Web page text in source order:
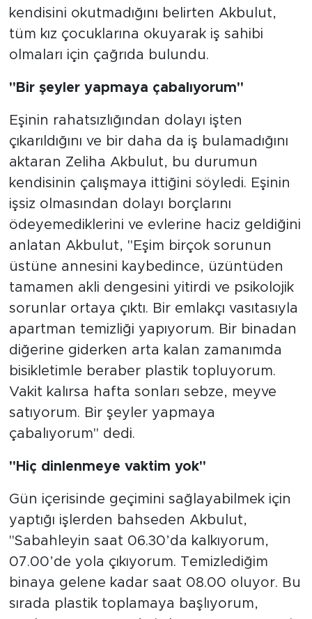
kendisini okutmadığını belirten Akbulut,
tüm kız çocuklarına okuyarak iş sahibi
olmaları için çağrıda bulundu.
"Bir şeyler yapmaya çabalıyorum"
Eşinin rahatsızlığından dolayı işten
çıkarıldığını ve bir daha da iş bulamadığını
aktaran Zeliha Akbulut, bu durumun
kendisinin çalışmaya ittiğini söyledi. Eşinin
işsiz olmasından dolayı borçlarını
ödeyemediklerini ve evlerine haciz geldiğini
anlatan Akbulut, "Eşim birçok sorunun
üstüne annesini kaybedince, üzüntüden
tamamen akli dengesini yitirdi ve psikolojik
sorunlar ortaya çıktı. Bir emlakçı vasıtasıyla
apartman temizliği yapıyorum. Bir binadan
diğerine giderken arta kalan zamanımda
bisikletimle beraber plastik topluyorum.
Vakit kalırsa hafta sonları sebze, meyve
satıyorum. Bir şeyler yapmaya
çabalıyorum" dedi.
"Hiç dinlenmeye vaktim yok"
Gün içerisinde geçimini sağlayabilmek için
yaptığı işlerden bahseden Akbulut,
"Sabahleyin saat 06.30’da kalkıyorum,
07.00’de yola çıkıyorum. Temizlediğim
binaya gelene kadar saat 08.00 oluyor. Bu
sırada plastik toplamaya başlıyorum,